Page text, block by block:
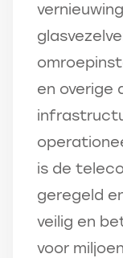
en overige
is de
geregeld
veilig en
voor